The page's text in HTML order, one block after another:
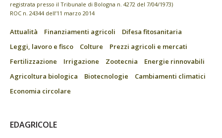
registrata presso il Tribunale di Bologna n. 4272 del 7/04/1973)
ROC n. 24344 dell’11 marzo 2014
Attualità Finanziamenti agricoli
Difesa fitosanitaria
Leggi, lavoro e fisco
Colture
Prezzi agricoli e mercati
Fertilizzazione
Irrigazione Zootecnia
Energie rinnovabili
Agricoltura biologica
Biotecnologie
Cambiamenti climatici
Economia circolare
EDAGRICOLE